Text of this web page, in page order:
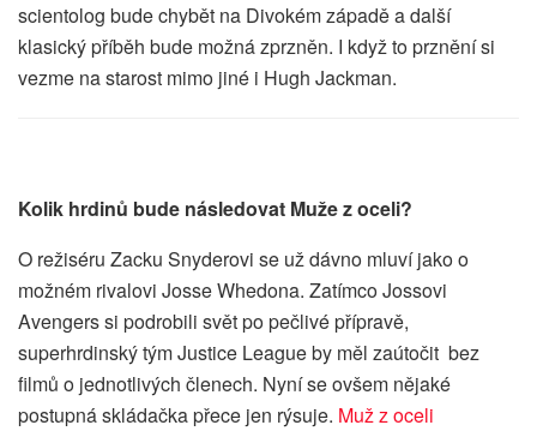
scientolog bude chybět na Divokém západě a další
klasický příběh bude možná zprzněn. I když to prznění si
vezme na starost mimo jiné i Hugh Jackman.
Kolik hrdinů bude následovat Muže z oceli?
O režiséru Zacku Snyderovi se už dávno mluví jako o
možném rivalovi Josse Whedona. Zatímco Jossovi
Avengers si podrobili svět po pečlivé přípravě,
superhrdinský tým Justice League by měl zaútočit bez
filmů o jednotlivých členech. Nyní se ovšem nějaké
postupná skládačka přece jen rýsuje. Muž z oceli